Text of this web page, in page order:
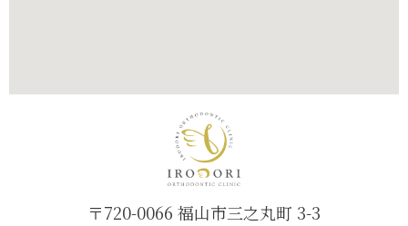
〒720-0066 福山市三之丸町 3-3